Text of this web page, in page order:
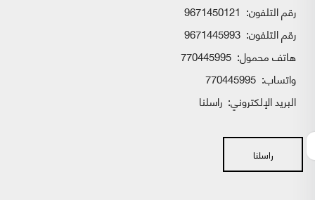
رقم التلفون: 9671450121
رقم التلفون: 9671445993
هاتف محمول: 770445995
واتساب:
البريد الإلكتروني: راسلنا
راسلنا